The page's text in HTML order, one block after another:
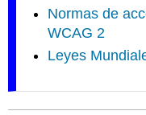
Normas de
WCAG 2
Leyes